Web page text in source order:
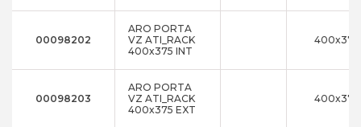
00098202
ARO PORTA
VZ ATI_RACK
400x375 INT
400x375
00098203
ARO PORTA
VZ ATI_RACK
400x375 EXT
400x375